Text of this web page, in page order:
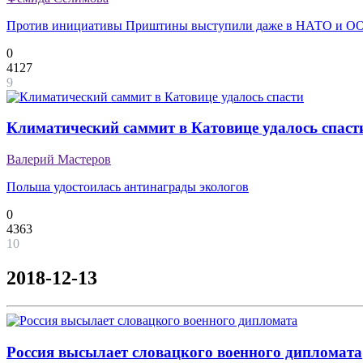
Против инициативы Приштины выступили даже в НАТО и
0
4127
9
Климатический саммит в Катовице удалось
Валерий Мастеров
Польша удостоилась антинаграды экологов
0
4363
10
2018-12-13
Россия высылает словацкого военного дипломата